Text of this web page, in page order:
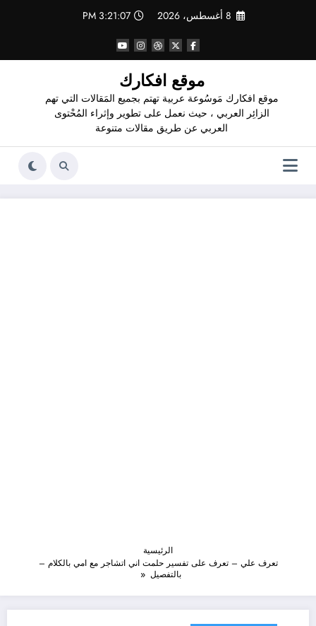
8 أغسطس، 2026 3:21:08 PM
موقع افكارك
موقع افكارك مَوسُوعة عربية تهتم بجميع المَقالات التي تهم
الزائِر العربي ، حيث نعمل على تطوير وإثراء المُحْتوى
العربي عن طريق مقالات متنوعة
الرئيسية
تعرف علي – تعرف على تفسير حلمت اني اتشاجر مع امي بالكلام –
بالتفصيل